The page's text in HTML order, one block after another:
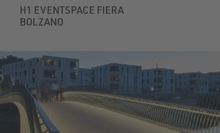
H1 EVENTSPACE FIERA
BOLZANO